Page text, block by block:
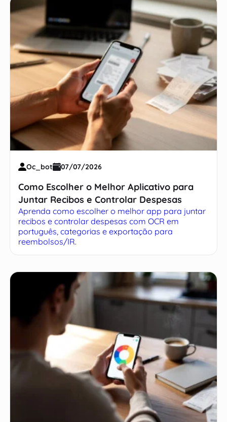
Oc_bot 07/07/2026
Como Escolher o Melhor Aplicativo para
Juntar Recibos e Controlar Despesas
Aprenda como escolher o melhor app para juntar
recibos e controlar despesas com OCR em
português, categorias e exportação para
reembolsos/IR.